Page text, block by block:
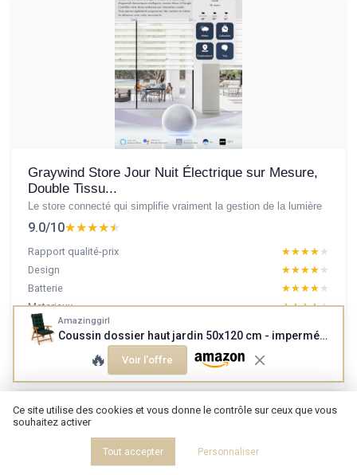
Graywind Store Jour Nuit Électrique sur Mesure,
Double Tissu...
Le store connecté qui simplifie vraiment la gestion de la lumière
9.0/10★★★★★
★★★★★
Rapport qualité-prix ★★★★★
★★★★★
Design
★★★★★
★★★★★
Batterie
★★★★★
★★★★★
Materiaux
★★★★★
★★★★★
Lire le test produit complet
Amazinggirl
Coussin dossier haut jardin 50x120 cm - imperméable vert
🔥 Voir l'offre
Ce site utilise des cookies et vous donne le contrôle sur ceux que vous
souhaitez activer
Tout accepter Personnaliser